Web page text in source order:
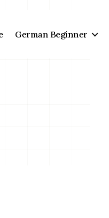
German Beginner